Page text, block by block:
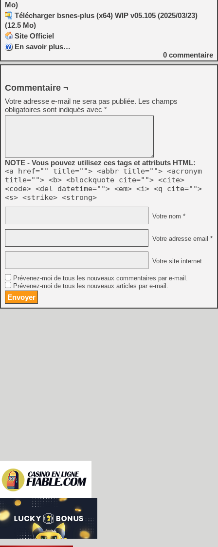
Mo)
Télécharger bsnes-plus (x64) WIP v05.105 (2025/03/23)
(12.5 Mo)
Site Officiel
En savoir plus…
0 commentaire
Commentaire ¬
Votre adresse e-mail ne sera pas publiée. Les champs
obligatoires sont indiqués avec *
NOTE - Vous pouvez utilisez ces tags et attributs HTML:
<a href="" title=""> <abbr title=""> <acronym
title=""> <b> <blockquote cite=""> <cite>
<code> <del datetime=""> <em> <i> <q cite="">
<s> <strike> <strong>
Votre nom *
Votre adresse email *
Votre site internet
Prévenez-moi de tous les nouveaux commentaires par e-mail.
Prévenez-moi de tous les nouveaux articles par e-mail.